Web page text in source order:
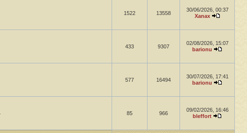
1522 13558
30/06/2026, 00:37
Xanax
433 9307
02/08/2026, 15:07
barionu
577 16494
30/07/2026, 17:41
barionu
85 966
09/02/2026, 16:46
bleffort